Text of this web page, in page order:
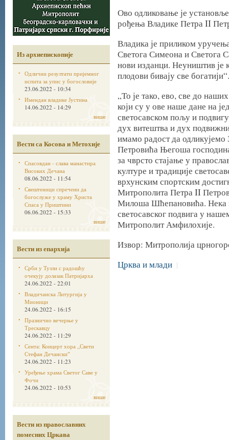
Из архиепископије
Одлични резултати пријемног
испита за упис у богословије
23.06.2022 - 10:34
Имендан владике Јустина
14.06.2022 - 14:29
више
Вести са Косова и Метохије
Спасовдан - слава манастира
Високих Дечана
08.06.2022 - 11:54
Свештеници спречени да
богослуже у храму Христа
Спаса у Приштини
06.06.2022 - 15:33
више
Вести из епархија
Срби у Тузли с радошћу
очекују долазак Патријарха
24.06.2022 - 22:01
Владичанска Литургија у
Мионици
24.06.2022 - 16:15
Празнично вечерње у
Трескавцу
24.06.2022 - 11:29
Сента: Концерт хора „Свети
Стефан Дечанскиˮ
24.06.2022 - 11:23
Уређење храма Светог Саве у
Фочи
24.06.2022 - 10:53
више
Вести из православних
помесних Цркава
Ово одликовање је
рођења Владике Петра II
Владика је приликом
Светога Симеона и Светога
нови изданци. Неуништив је
плодови бивају све богатији“.
„То је тако, ево, све до
који су у ове наше дане на
светосавском пољу и
дух витештва и дух
имамо радост да
Петровића Његоша
за чврсто стајање у
културе и традиције
врхунским спортским
Митрополита Петра II
Милоша Шћепановића. Нека
светосавског подвига у
Митрополит Амфилохије.
Извор: Митрополија
Црква и млади |